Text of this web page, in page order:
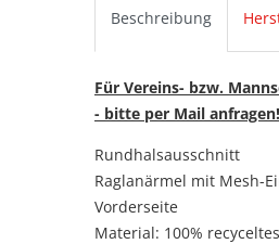
Beschreibung
Für Vereins- bzw.
- bitte per Mail anfragen!
Rundhalsausschnitt
Raglanärmel mit Mesh-
Vorderseite
Material: 100%